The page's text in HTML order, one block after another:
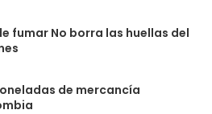
fumar No borra las huellas del
de mercancía